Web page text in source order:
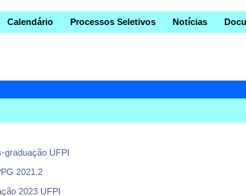
Calendário Processos Seletivos Notícias
graduação UFPI
2021.2
2023 UFPI